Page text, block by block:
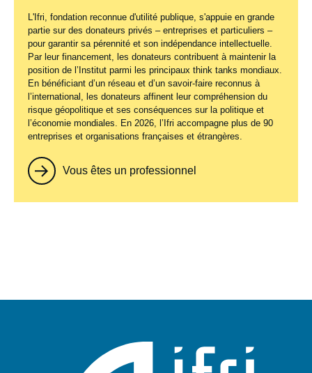
L'Ifri, fondation reconnue d'utilité publique, s'appuie en grande
partie sur des donateurs privés – entreprises et particuliers –
pour garantir sa pérennité et son indépendance intellectuelle.
Par leur financement, les donateurs contribuent à maintenir la
position de l’Institut parmi les principaux think tanks mondiaux.
En bénéficiant d’un réseau et d’un savoir-faire reconnus à
l’international, les donateurs affinent leur compréhension du
risque géopolitique et ses conséquences sur la politique et
l’économie mondiales. En 2026, l’Ifri accompagne plus de 90
entreprises et organisations françaises et étrangères.
Vous êtes un professionnel